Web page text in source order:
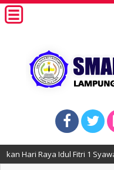
Fitri 1 Syawal 1443 H